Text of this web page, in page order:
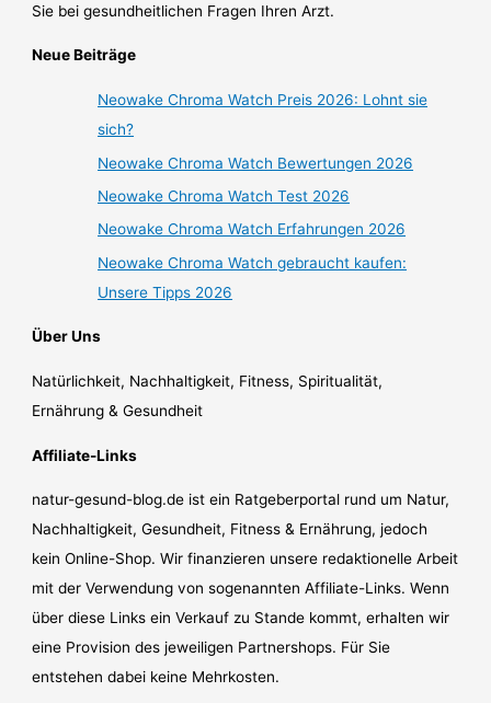
Sie bei gesundheitlichen Fragen Ihren Arzt.
Neue Beiträge
Neowake Chroma Watch Preis 2026: Lohnt sie
sich?
Neowake Chroma Watch Bewertungen 2026
Neowake Chroma Watch Test 2026
Neowake Chroma Watch Erfahrungen 2026
Neowake Chroma Watch gebraucht kaufen:
Unsere Tipps 2026
Über Uns
Natürlichkeit, Nachhaltigkeit, Fitness, Spiritualität,
Ernährung & Gesundheit
Affiliate-Links
natur-gesund-blog.de ist ein Ratgeberportal rund um Natur,
Nachhaltigkeit, Gesundheit, Fitness & Ernährung, jedoch
kein Online-Shop. Wir finanzieren unsere redaktionelle Arbeit
mit der Verwendung von sogenannten Affiliate-Links. Wenn
über diese Links ein Verkauf zu Stande kommt, erhalten wir
eine Provision des jeweiligen Partnershops. Für Sie
entstehen dabei keine Mehrkosten.